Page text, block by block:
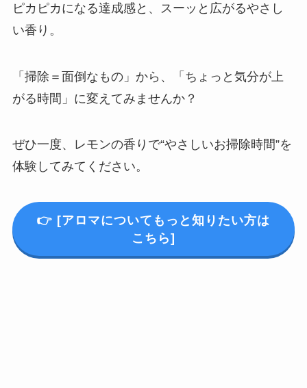
ピカピカになる達成感と、スーッと広がるやさし
い香り。
「掃除＝面倒なもの」から、「ちょっと気分が上
がる時間」に変えてみませんか？
ぜひ一度、レモンの香りで“やさしいお掃除時間”を
体験してみてください。
👉 [アロマについてもっと知りたい方は
こちら]